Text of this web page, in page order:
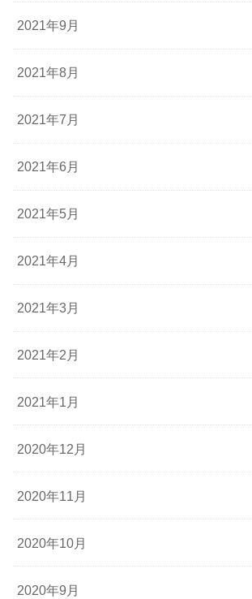
2021年9月
2021年8月
2021年7月
2021年6月
2021年5月
2021年4月
2021年3月
2021年2月
2021年1月
2020年12月
2020年11月
2020年10月
2020年9月